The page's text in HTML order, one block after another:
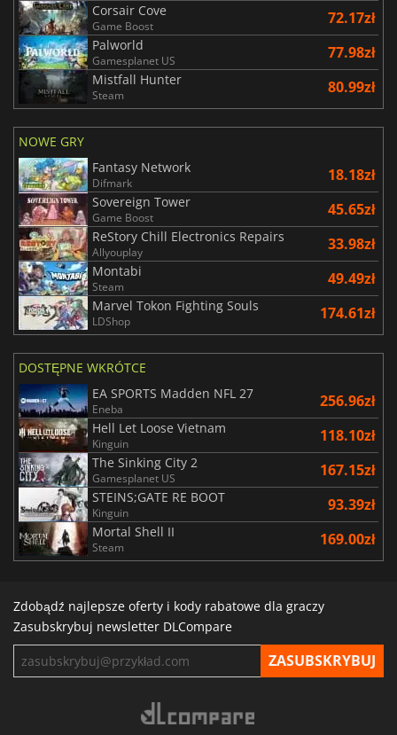
Corsair Cove
Game Boost 72.17zł
Palworld
Gamesplanet US 77.98zł
Mistfall Hunter
Steam 80.99zł
NOWE GRY
Fantasy Network
Difmark 18.18zł
Sovereign Tower
Game Boost 45.65zł
ReStory Chill Electronics Repairs
Allyouplay 33.98zł
Montabi
Steam 49.49zł
Marvel Tokon Fighting Souls
LDShop 174.61zł
DOSTĘPNE WKRÓTCE
EA SPORTS Madden NFL 27
Eneba 256.96zł
Hell Let Loose Vietnam
Kinguin 118.10zł
The Sinking City 2
Gamesplanet US 167.15zł
STEINS;GATE RE BOOT
Kinguin 93.39zł
Mortal Shell II
Steam 169.00zł
Zdobądź najlepsze oferty i kody rabatowe dla graczy
Zasubskrybuj newsletter DLCompare